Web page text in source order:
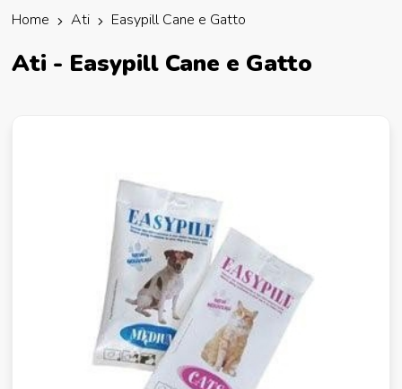
Home Ati Easypill Cane e Gatto
Ati - Easypill Cane e Gatto